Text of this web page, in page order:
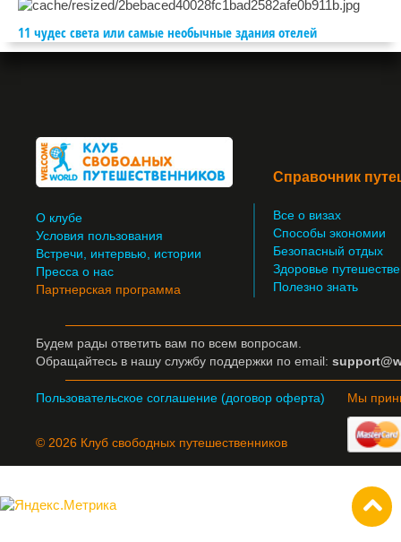
11 чудес света или самые необычные здания отелей
О клубе
Условия пользования
Встречи, интервью, истории
Пресса о нас
Партнерская программа
Справочник
Все о визах
Способы экономии
Безопасный отдых
Здоровье
Полезно знать
Будем рады ответить вам по всем вопросам.
Обращайтесь в нашу службу поддержки по email:
Пользовательское соглашение (договор оферта)
© 2026 Клуб свободных путешественников
Мы